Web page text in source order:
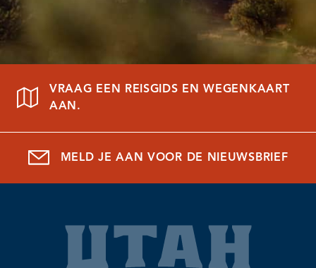
VRAAG EEN REISGIDS EN WEGENKAART
AAN.
MELD JE AAN VOOR DE NIEUWSBRIEF